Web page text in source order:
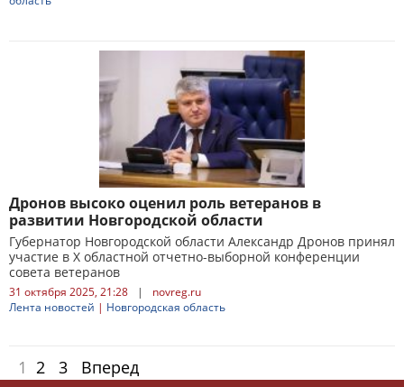
Дронов высоко оценил роль ветеранов в
развитии Новгородской области
Губернатор Новгородской области Александр Дронов принял
участие в X областной отчетно-выборной конференции
совета ветеранов
31 октября 2025, 21:28 |
novreg.ru
Лента новостей | Новгородская область
1 2 3 Вперед